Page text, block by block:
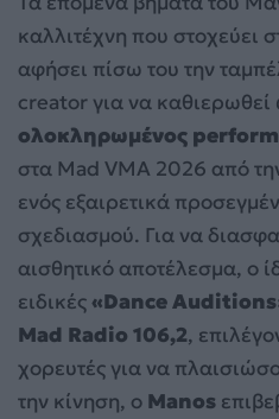
καλλιτέχνη που στοχεύει
αφήσει πίσω του την
creator για να καθιερωθεί
ολοκληρωμένος
στα Mad VMA 2026 από
ενός εξαιρετικά
σχεδιασμού. Για να
αισθητικό αποτέλεσμα, ο
ειδικές«Dance
Mad Radio 106,2,
χορευτές για να
την κίνηση, ο Manos